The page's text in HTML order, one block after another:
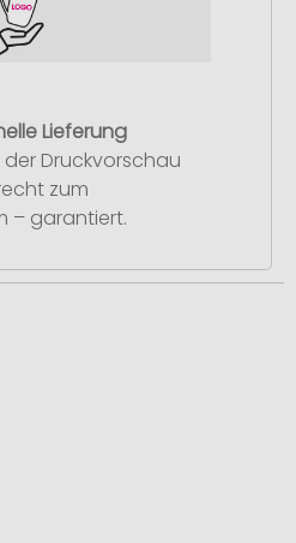
Lieferung
Druckvorschau
zum
– garantiert.